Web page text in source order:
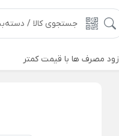
زود مصرف ها با قیمت کمتر